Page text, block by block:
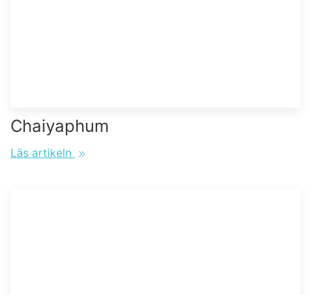
Chaiyaphum
Läs artikeln